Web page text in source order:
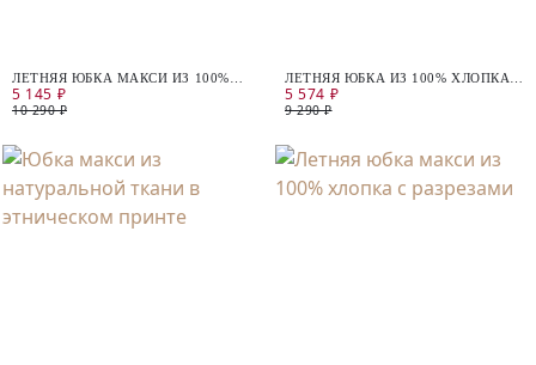
ЛЕТНЯЯ ЮБКА МАКСИ ИЗ 100%
ХЛОПКА
5 145 ₽
10 290 ₽
ЛЕТНЯЯ ЮБКА ИЗ 100% ХЛОПКА С
РАЗРЕЗОМ
5 574 ₽
9 290 ₽